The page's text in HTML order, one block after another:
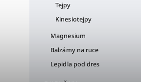
Tejpy
Kinesiotejpy
Magnesium
Balzámy na ruce
Lepidla pod dres